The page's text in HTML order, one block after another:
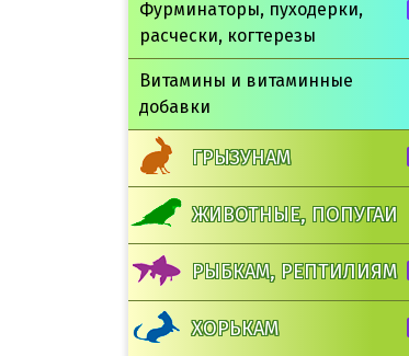
Фурминаторы, пуходерки,
расчески, когтерезы
Витамины и витаминные
добавки
ГРЫЗУНАМ
ЖИВОТНЫЕ, ПОПУГАИ
РЫБКАМ, РЕПТИЛИЯМ
ХОРЬКАМ